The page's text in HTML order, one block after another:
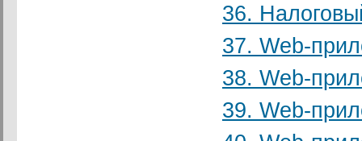
36.
37. Web-
38. Web-
39. Web-